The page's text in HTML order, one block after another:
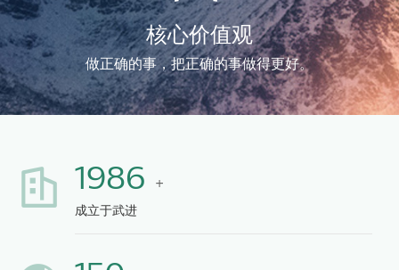
核心价值观
做正确的事，把正确的事做得更好。
1986 +
成立于武进